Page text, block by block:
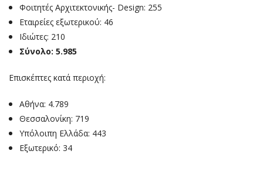
Φοιτητές Αρχιτεκτονικής- Design: 255
Εταιρείες εξωτερικού: 46
Ιδιώτες: 210
Σύνολο: 5.985
Επισκέπτες κατά περιοχή:
Αθήνα: 4.789
Θεσσαλονίκη: 719
Υπόλοιπη Ελλάδα: 443
Εξωτερικό: 34